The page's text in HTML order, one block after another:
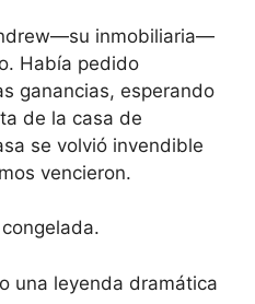
inmobiliaria—
Había pedido
ganancias, esperando
de la casa de
se volvió invendible
vencieron.
una leyenda dramática